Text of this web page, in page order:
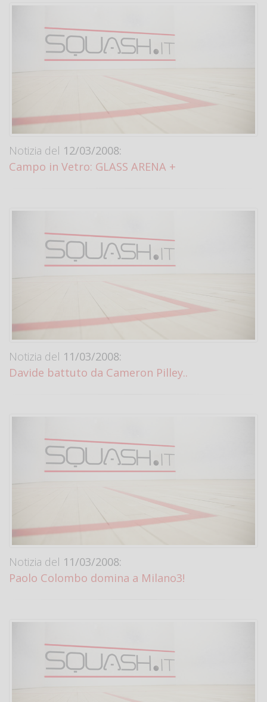
Notizia del 12/03/2008:
Campo in Vetro: GLASS ARENA +
Notizia del 11/03/2008:
Davide battuto da Cameron Pilley..
Notizia del 11/03/2008:
Paolo Colombo domina a Milano3!